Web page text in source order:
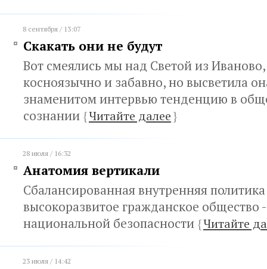
8 сентября / 13:07
Скакать они не будут
Вот смеялись мы над Светой из Иваново,
косноязычно и забавно, но высветила
знаменитом интервью тенденцию в
сознании {Читайте далее}
28 июля / 16:32
Анатомия вертикали
Сбалансированная внутренняя
высокоразвитое гражданское общество
национальной безопасности {Читайте
23 июля / 14:42